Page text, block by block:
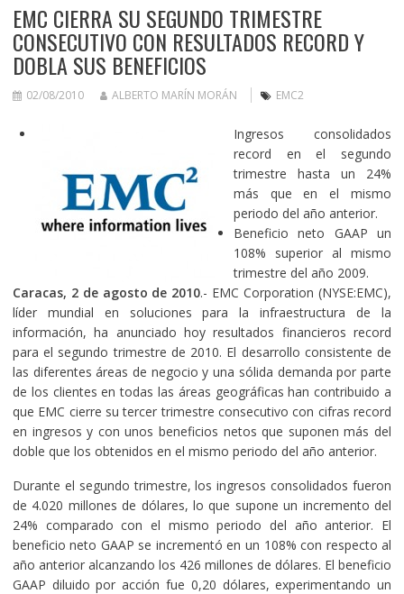
EMC CIERRA SU SEGUNDO TRIMESTRE
CONSECUTIVO CON RESULTADOS RECORD Y
DOBLA SUS BENEFICIOS
02/08/2010 ALBERTO MARÍN MORÁN EMC2
Ingresos consolidados
record en el segundo
trimestre hasta un 24%
más que en el mismo
periodo del año anterior.
Beneficio neto GAAP un
108% superior al mismo
trimestre del año 2009.
Caracas, 2 de agosto de 2010.- EMC Corporation (NYSE:EMC),
líder mundial en soluciones para la infraestructura de la
información, ha anunciado hoy resultados financieros record
para el segundo trimestre de 2010. El desarrollo consistente de
las diferentes áreas de negocio y una sólida demanda por parte
de los clientes en todas las áreas geográficas han contribuido a
que EMC cierre su tercer trimestre consecutivo con cifras record
en ingresos y con unos beneficios netos que suponen más del
doble que los obtenidos en el mismo periodo del año anterior.
Durante el segundo trimestre, los ingresos consolidados fueron
de 4.020 millones de dólares, lo que supone un incremento del
24% comparado con el mismo periodo del año anterior. El
beneficio neto GAAP se incrementó en un 108% con respecto al
año anterior alcanzando los 426 millones de dólares. El beneficio
GAAP diluido por acción fue 0,20 dólares, experimentando un